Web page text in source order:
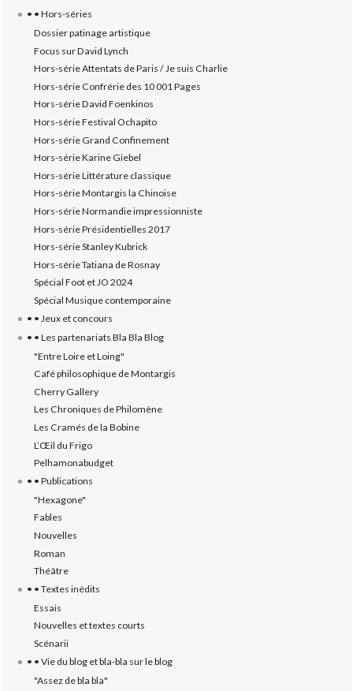
• • Hors-séries
Dossier patinage artistique
Focus sur David Lynch
Hors-série Attentats de Paris / Je suis Charlie
Hors-série Confrérie des 10 001 Pages
Hors-série David Foenkinos
Hors-série Festival Ochapito
Hors-série Grand Confinement
Hors-série Karine Giebel
Hors-série Littérature classique
Hors-série Montargis la Chinoise
Hors-série Normandie impressionniste
Hors-série Présidentielles 2017
Hors-série Stanley Kubrick
Hors-série Tatiana de Rosnay
Spécial Foot et JO 2024
Spécial Musique contemporaine
• • Jeux et concours
• • Les partenariats Bla Bla Blog
"Entre Loire et Loing"
Café philosophique de Montargis
Cherry Gallery
Les Chroniques de Philomène
Les Cramés de la Bobine
L’‎Œil du Frigo
Pelhamonabudget
• • Publications
"Hexagone"
Fables
Nouvelles
Roman
Théâtre
• • Textes inédits
Essais
Nouvelles et textes courts
Scénarii
• • Vie du blog et bla-bla sur le blog
"Assez de bla bla"